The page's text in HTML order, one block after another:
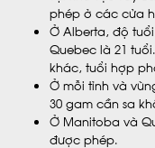
phép ở các cửa
Ở Alberta, độ
Quebec là 21
khác, tuổi hợp
Ở mỗi tỉnh và
30 gam cần sa
Ở Manitoba và
được phép.